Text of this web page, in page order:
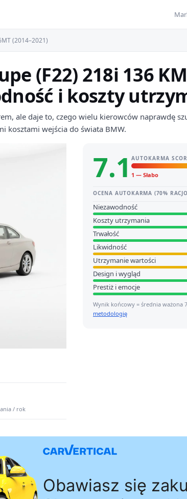
(2014–2021)
(F22) 218i 136
i koszty
ale daje to, czego wielu kierowców naprawdę
kosztami wejścia do świata BMW.
/ rok
7.1 AUTOKARMA
1 — Słabo
OCENA AUTOKARMA (70%
Niezawodność
Koszty utrzymania
Trwałość
Likwidność
Utrzymanie wartości
Design i wygląd
Prestiż i emocje
Wynik końcowy = średnia ważona
metodologię